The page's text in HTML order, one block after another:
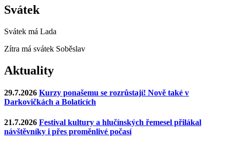
Svátek
Svátek má Lada
Zítra má svátek Soběslav
Aktuality
29.7.2026 Kurzy ponašemu se rozrůstají! Nově také v
Darkovičkách a Bolaticích
21.7.2026 Festival kultury a hlučínských řemesel přilákal
návštěvníky i přes proměnlivé počasí